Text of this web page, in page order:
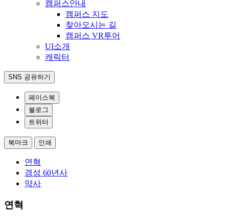
캠퍼스안내
캠퍼스 지도
찾아오시는 길
캠퍼스 VR투어
UI소개
캐릭터
SNS 공유하기
페이스북
블로그
트위터
북마크 인쇄
연혁
경성 60년사
약사
연혁